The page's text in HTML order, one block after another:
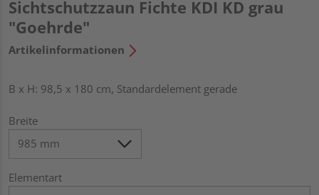
Sichtschutzzaun Fichte KDI KD grau
"Goehrde"
Artikelinformationen
B x H: 98,5 x 180 cm, Standardelement gerade
Breite
Elementart